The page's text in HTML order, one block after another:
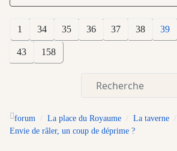
1 34 35 36 37 38 39
43 158
forum La place du Royaume
La taverne
Envie de râler, un coup de déprime ?